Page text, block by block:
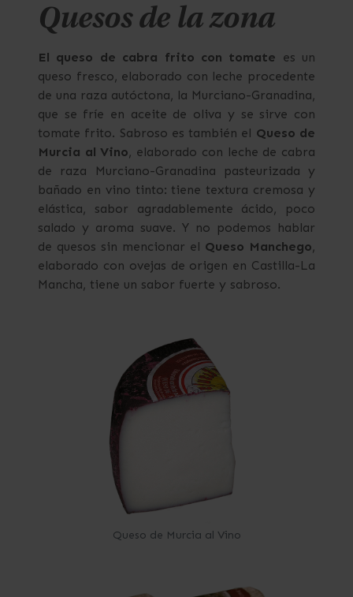
Quesos de la zona
El queso de cabra frito con tomate es un
queso fresco, elaborado con leche procedente
de una raza autóctona, la Murciano-Granadina,
que se fríe en aceite de oliva y se sirve con
tomate frito. Sabroso es también el Queso de
Murcia al Vino, elaborado con leche de cabra
de raza Murciano-Granadina pasteurizada y
bañado en vino tinto: tiene textura cremosa y
elástica, sabor agradablemente ácido, poco
salado y aroma suave. Y no podemos hablar
de quesos sin mencionar el Queso Manchego,
elaborado con ovejas de origen en Castilla-La
Mancha, tiene un sabor fuerte y sabroso.
Queso de Murcia al Vino